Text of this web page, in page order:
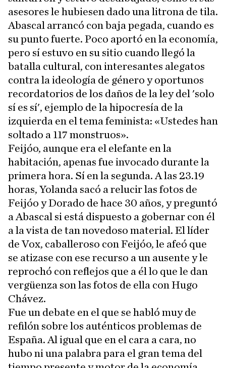
asesores le hubiesen dado una litrona de tila.
Abascal arrancó con baja pegada, cuando es
su punto fuerte. Poco aportó en la economía,
pero sí estuvo en su sitio cuando llegó la
batalla cultural, con interesantes alegatos
contra la ideología de género y oportunos
recordatorios de los daños de la ley del 'solo
sí es sí', ejemplo de la hipocresía de la
izquierda en el tema feminista: «Ustedes han
soltado a 117 monstruos».
Feijóo, aunque era el elefante en la
habitación, apenas fue invocado durante la
primera hora. Sí en la segunda. A las 23.19
horas, Yolanda sacó a relucir las fotos de
Feijóo y Dorado de hace 30 años, y preguntó
a Abascal si está dispuesto a gobernar con él
a la vista de tan novedoso material. El líder
de Vox, caballeroso con Feijóo, le afeó que
se atizase con ese recurso a un ausente y le
reprochó con reflejos que a él lo que le dan
vergüenza son las fotos de ella con Hugo
Chávez.
Fue un debate en el que se habló muy de
refilón sobre los auténticos problemas de
España. Al igual que en el cara a cara, no
hubo ni una palabra para el gran tema del